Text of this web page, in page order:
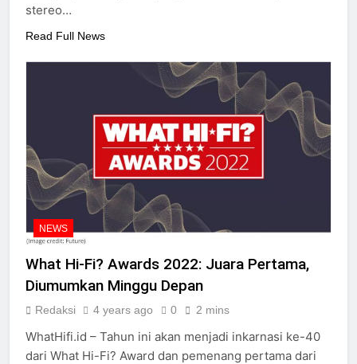
stereo…
Read Full News
NEWS
What Hi-Fi? Awards 2022: Juara Pertama,
Diumumkan Minggu Depan
Redaksi 4 years ago 0 2 mins
WhatHifi.id – Tahun ini akan menjadi inkarnasi ke-40
dari What Hi-Fi? Award dan pemenang pertama dari